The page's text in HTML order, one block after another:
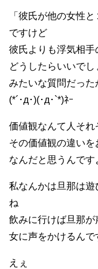
「彼氏が他の女性
ですけど
彼氏よりも浮気相手
どうしたらいいでし
みたいな質問だった
(*´･д･)(･д･`*)ﾈｰ
価値観なんて人そ
その価値観の違い
なんだと思うんです
私なんかは旦那は
ね
飲みに行けば旦那
女に声をかけるんで
えぇ